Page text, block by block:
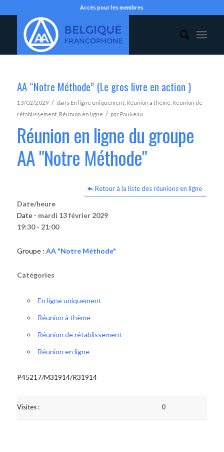
Accès pour les membres
AA “Notre Méthode” (Le gros livre en action )
13/02/2029 / dans En ligne uniquement, Réunion à thème Réunion de
rétablissement, Réunion en ligne / par Paul-eau
Réunion en ligne du groupe
AA "Notre Méthode"
Retour à la liste des réunions en ligne
Date/heure
Date - mardi 13 février 2029
19:30 - 21:00
Groupe : AA "Notre Méthode"
Catégories
En ligne uniquement
Réunion à thème
Réunion de rétablissement
Réunion en ligne
P45217/M31914/R31914
Visites : 0